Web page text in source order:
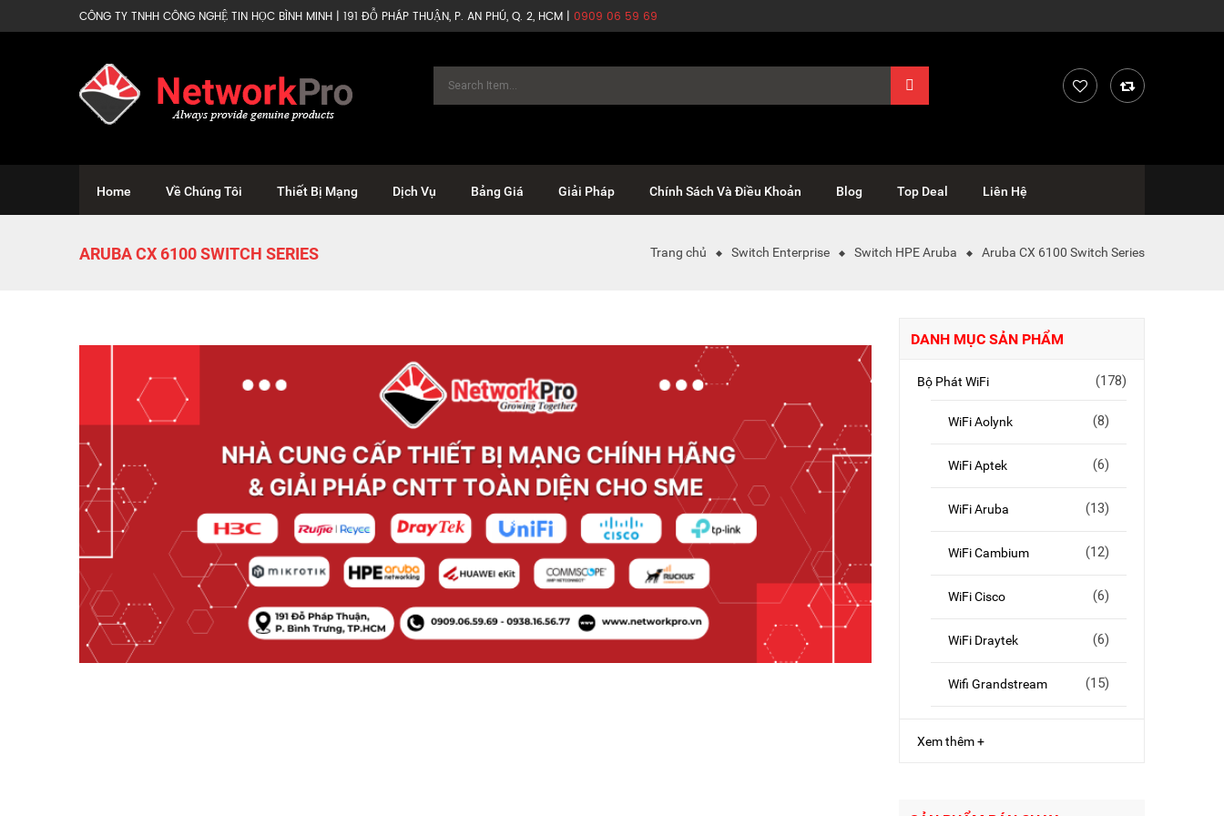
CÔNG TY TNHH CÔNG NGHỆ TIN HỌC BÌNH MINH | 191 ĐỖ PHÁP THUẬN, P. AN PHÚ, Q. 2, HCM | 0909 06 59 69
Home Về Chúng Tôi Thiết Bị Mạng Dịch Vụ Bảng Giá Giải Pháp Chính Sách Và Điều Khoản Blog Top Deal Liên Hệ
ARUBA CX 6100 SWITCH SERIES Trang chủ Switch Enterprise Switch HPE Aruba Aruba CX 6100 Switch Series
DANH MỤC SẢN PHẨM
Bộ Phát WiFi (178)
WiFi Aolynk (8)
WiFi Aptek (6)
WiFi Aruba (13)
WiFi Cambium (12)
WiFi Cisco (6)
WiFi Draytek (6)
Wifi Grandstream (15)
Xem thêm +